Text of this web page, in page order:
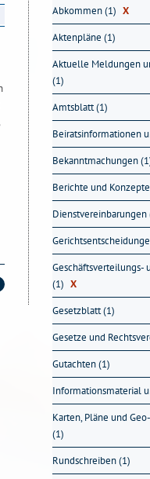
Abkommen (1) X
Aktenpläne (1)
Aktuelle Meldungen
(1)
Amtsblatt (1)
Beiratsinformationen
Bekanntmachungen
Berichte und
Dienstvereinbarungen
Geschäftsverteilungs-
(1) X
Gesetzblatt (1)
Gesetze und
Gutachten (1)
Informationsmaterial
Karten, Pläne und
(1)
Rundschreiben (1)